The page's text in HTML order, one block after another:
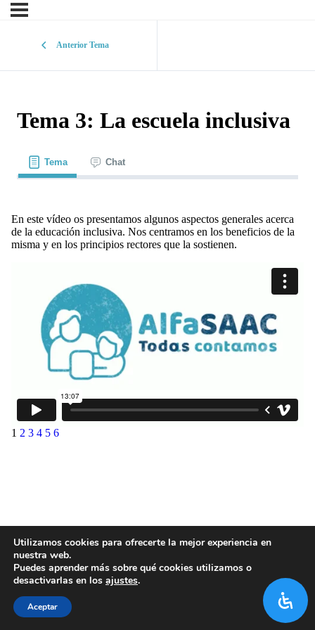
Anterior Tema
Tema 3: La escuela inclusiva
Tema Chat
En este vídeo os presentamos algunos aspectos generales acerca
de la educación inclusiva. Nos centramos en los beneficios de la
misma y en los principios rectores que la sostienen.
1 2 3 4 5 6
Utilizamos cookies para ofrecerte la mejor experiencia en
nuestra web.
Puedes aprender más sobre qué cookies utilizamos o
desactivarlas en los ajustes.
Aceptar